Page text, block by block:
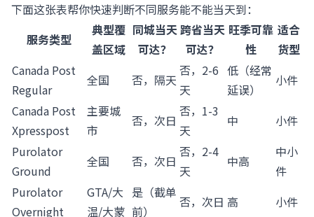
下面这张表帮你快速判断不同服务能不能当天到：
服务类型
典型覆
盖区域
同城当天
可达？
跨省当天
可达？
旺季可靠
性
适合
货型
Canada Post
Regular
全国 否，隔天
否，2-6
天
低（经常
延误）
小件
Canada Post
Xpresspost
主要城
市
否，次日
否，1-3
天
中
小件
Purolator
Ground
全国 否，次日
否，2-4
天
中高
中小
件
Purolator
Overnight
GTA/大
温/大蒙
是（截单
前）
否，次日 高 小件